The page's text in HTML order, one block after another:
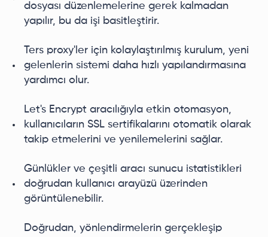
dosyası düzenlemelerine gerek kalmadan
yapılır, bu da işi basitleştirir.
Ters proxy'ler için kolaylaştırılmış kurulum, yeni
gelenlerin sistemi daha hızlı yapılandırmasına
yardımcı olur.
Let's Encrypt aracılığıyla etkin otomasyon,
kullanıcıların SSL sertifikalarını otomatik olarak
takip etmelerini ve yenilemelerini sağlar.
Günlükler ve çeşitli aracı sunucu istatistikleri
doğrudan kullanıcı arayüzü üzerinden
görüntülenebilir.
Doğrudan, yönlendirmelerin gerçekleşip